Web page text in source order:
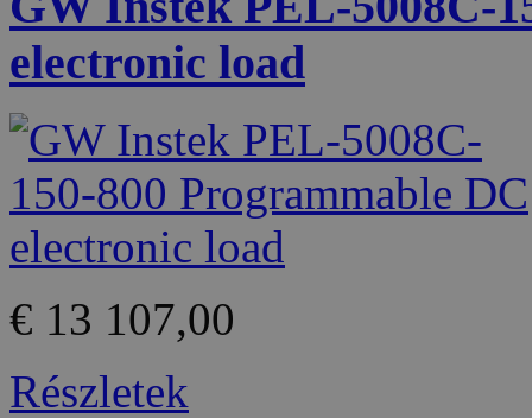
electronic load
€ 13 107,00
Részletek